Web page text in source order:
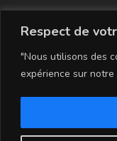
Respect de
"Nous utilisons des
expérience sur notre
La carte
Conditions Générales